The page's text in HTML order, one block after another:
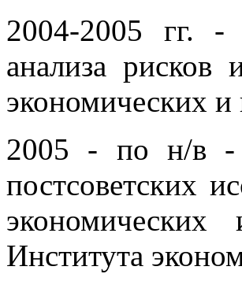
2004-2005 гг. -
анализа рисков
экономических
2005 - по н/в -
постсоветских
Института